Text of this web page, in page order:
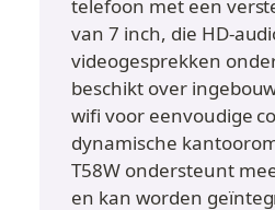
telefoon met een
van 7 inch, die HD-
videogesprekken
beschikt over
wifi voor eenvoudige
dynamische
T58W ondersteunt
en kan worden